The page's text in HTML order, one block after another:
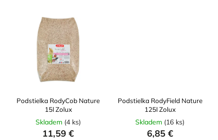
Podstielka RodyCob Nature
15l Zolux
Skladem (4 ks)
11,59 €
Podstielka RodyField Nature
125l Zolux
Skladem (16 ks)
6,85 €